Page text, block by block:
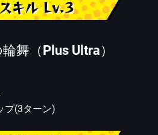
キル Lv.3
舞（Plus Ultra）
プ(3ターン)